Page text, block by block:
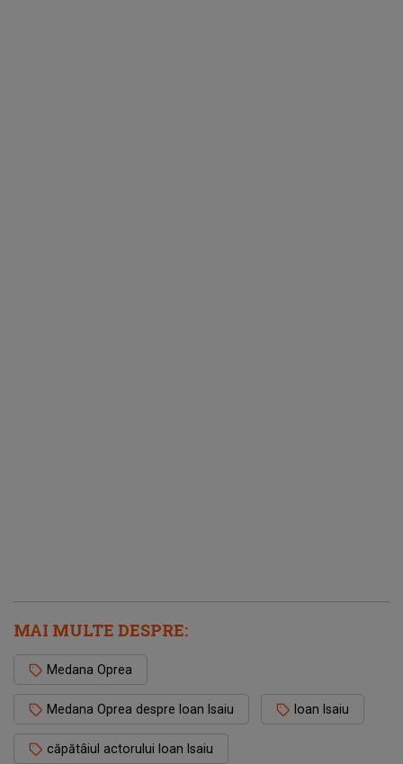
MAI MULTE DESPRE:
Medana Oprea
Medana Oprea despre Ioan Isaiu Ioan Isaiu
căpătâiul actorului Ioan Isaiu